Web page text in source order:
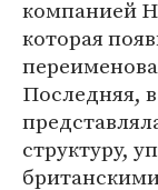
компанией
которая
Последняя,
структуру,